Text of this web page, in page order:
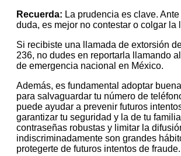
Recuerda: La prudencia es clave.
duda, es mejor no contestar o colgar la
Si recibiste una llamada de extorsión
236, no dudes en reportarla llamando
de emergencia nacional en México.
Además, es fundamental adoptar
para salvaguardar tu número de
puede ayudar a prevenir futuros
garantizar tu seguridad y la de tu
contraseñas robustas y limitar la
indiscriminadamente son grandes
protegerte de futuros intentos de fraude.